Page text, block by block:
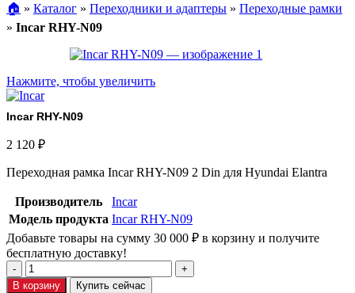
🏠︎ » Каталог » Переходники и адаптеры » Переходные рамки
» Incar RHY-N09
Нажмите, чтобы увеличить
Incar RHY-N09
2 120 ₽
Переходная рамка Incar RHY-N09 2 Din для Hyundai Elantra
Производитель
Incar
Модель продукта Incar RHY-N09
Добавьте товары на сумму 30 000 ₽ в корзину и получите
бесплатную доставку!
В корзину Купить сейчас